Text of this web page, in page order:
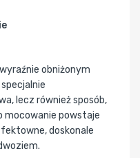
obniżonym
lecz również sposób,
mocowanie powstaje
doskonale